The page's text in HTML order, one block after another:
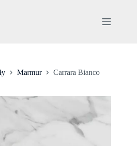
Marmur Carrara Bianco